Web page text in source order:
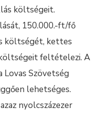
költségeit.
150.000.-ft/fő
költségét, kettes
feltételezi. A
Szövetség
lehetséges.
nyolcszázezer